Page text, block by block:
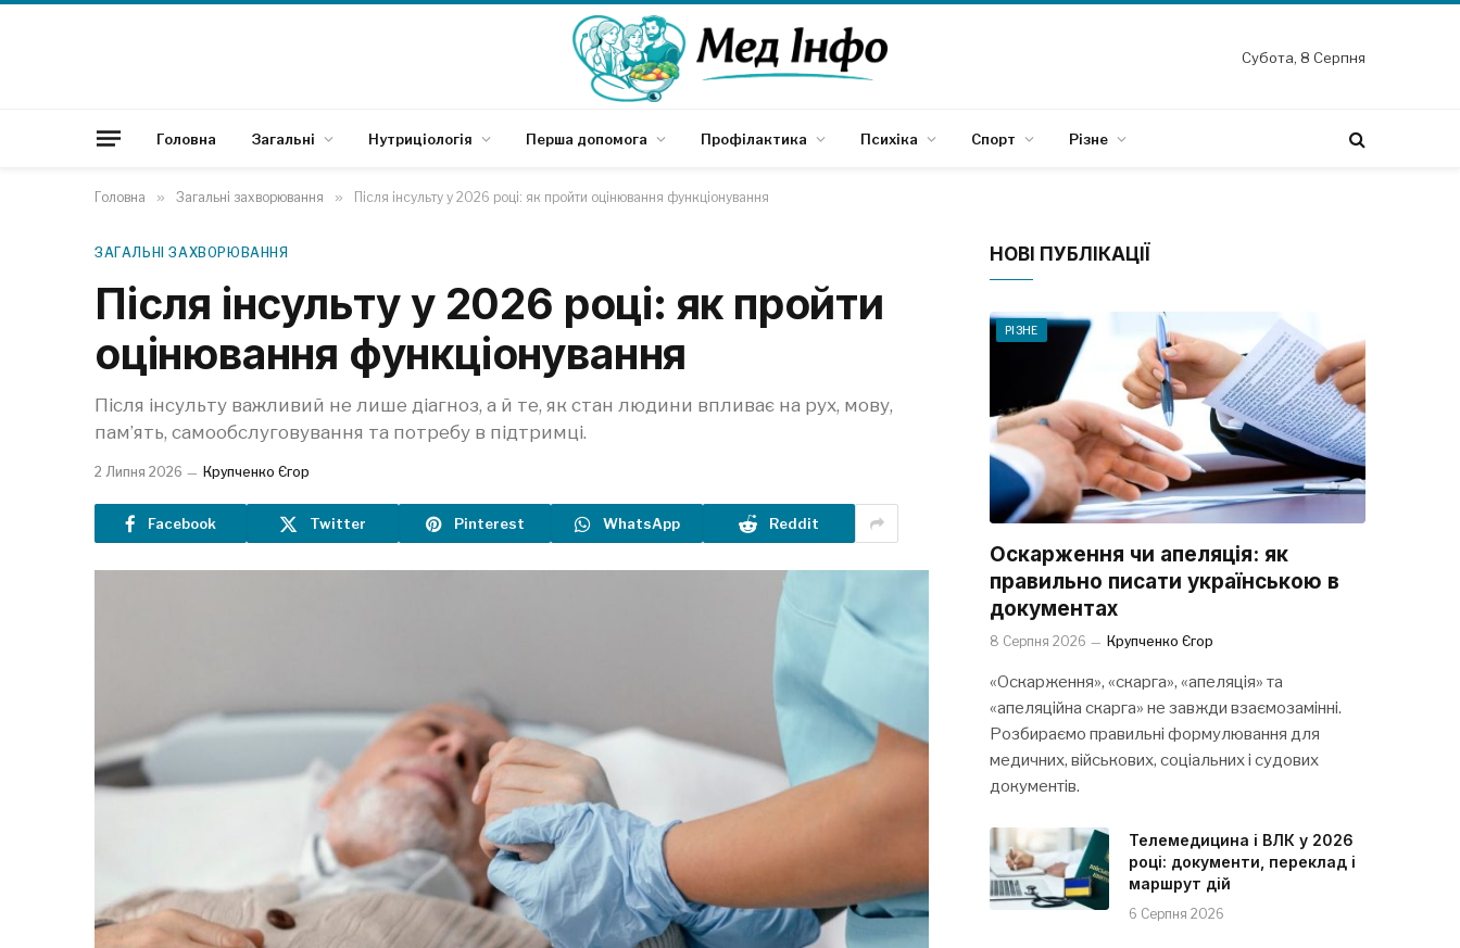
Субота, 8 Серпня
Головна Загальні Нутриціологія Перша допомога Профілактика Психіка Спорт Різне
Головна » Загальні захворювання » Після інсульту у 2026 році: як пройти оцінювання функціонування
ЗАГАЛЬНІ ЗАХВОРЮВАННЯ
Після інсульту у 2026 році: як пройти
оцінювання функціонування
Після інсульту важливий не лише діагноз, а й те, як стан людини впливає на рух, мову,
пам’ять, самообслуговування та потребу в підтримці.
2 Липня 2026 Крупченко Єгор
Facebook Twitter Pinterest WhatsApp Reddit
НОВІ ПУБЛІКАЦІЇ
РІЗНЕ
Оскарження чи апеляція: як
правильно писати українською в
документах
8 Серпня 2026 Крупченко Єгор
«Оскарження», «скарга», «апеляція» та
«апеляційна скарга» не завжди взаємозамінні.
Розбираємо правильні формулювання для
медичних, військових, соціальних і судових
документів.
Телемедицина і ВЛК у 2026
році: документи, переклад і
маршрут дій
6 Серпня 2026